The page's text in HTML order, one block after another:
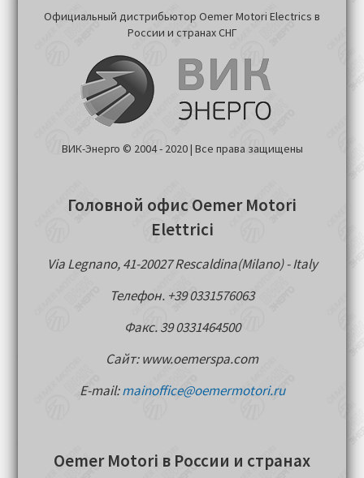
Официальный дистрибьютор Oemer Motori Electrics в
России и странах СНГ
ВИК-Энерго © 2004 - 2020 | Все права защищены
Головной офис Oemer Motori
Elettrici
Via Legnano, 41-20027 Rescaldina(Milano) - Italy
Телефон. +39 0331576063
Факс. 39 0331464500
Сайт: www.oemerspa.com
E-mail:mainoffice@oemermotori.ru
Oemer Motori в России и странах